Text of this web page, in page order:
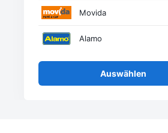
Movida
Alamo
Auswählen